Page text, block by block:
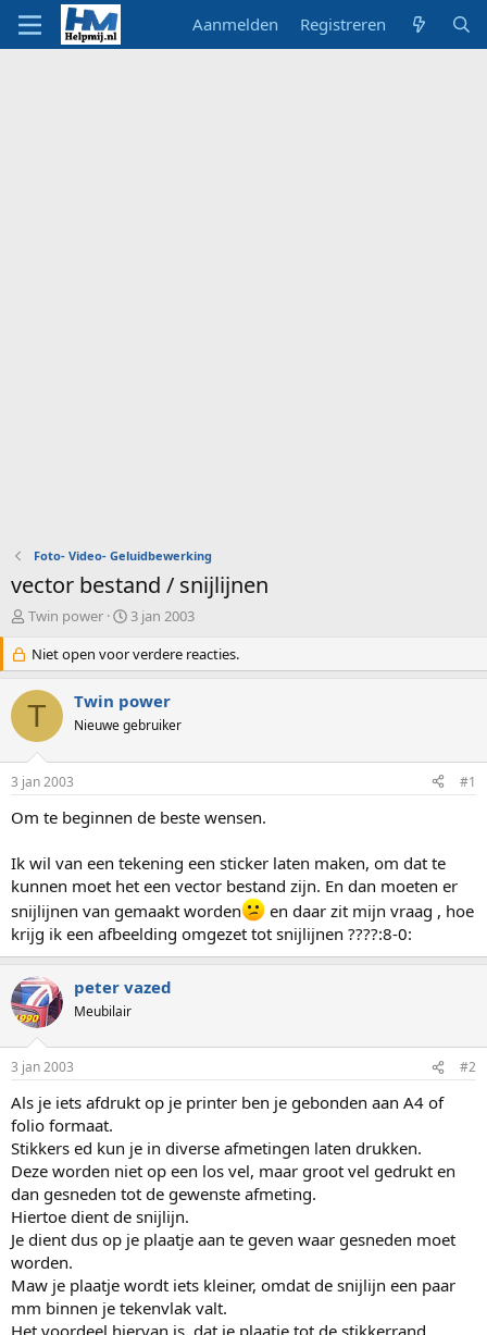
Aanmelden Registreren
Foto- Video- Geluidbewerking
vector bestand / snijlijnen
O
d
e
r
w
s
t
a
t
e
r
Twin power
S
a
r
d
a
m
3 jan 2003
Niet open voor verdere reacties.
T Twin power
Nieuwe gebruiker
3 jan 2003 #1
Om te beginnen de beste wensen.
Ik wil van een tekening een sticker laten maken, om dat te
kunnen moet het een vector bestand zijn. En dan moeten er
snijlijnen van gemaakt worden
en daar zit mijn vraag , hoe
krijg ik een afbeelding omgezet tot snijlijnen ????:8-0:
peter vazed
Meubilair
3 jan 2003 #2
Als je iets afdrukt op je printer ben je gebonden aan A4 of
folio formaat.
Stikkers ed kun je in diverse afmetingen laten drukken.
Deze worden niet op een los vel, maar groot vel gedrukt en
dan gesneden tot de gewenste afmeting.
Hiertoe dient de snijlijn.
Je dient dus op je plaatje aan te geven waar gesneden moet
worden.
Maw je plaatje wordt iets kleiner, omdat de snijlijn een paar
mm binnen je tekenvlak valt.
Het voordeel hiervan is, dat je plaatje tot de stikkerrand